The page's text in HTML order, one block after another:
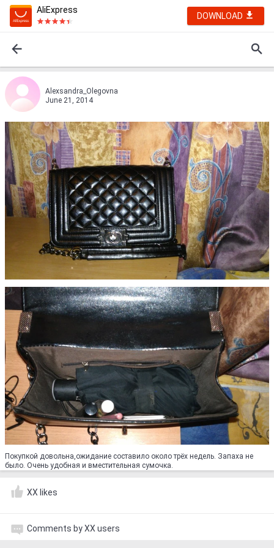
AliExpress
DOWNLOAD
Alexsandra_Olegovna
June 21, 2014
Покупкой довольна,ожидание составило около трёх недель. Запаха не
было. Очень удобная и вместительная сумочка.
XX likes
Comments by XX users